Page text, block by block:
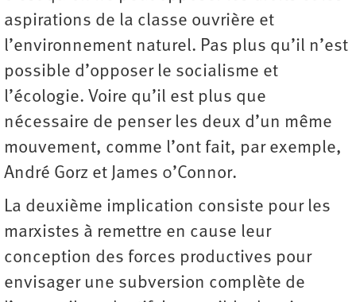
aspirations de la classe ouvrière et
l’environnement naturel. Pas plus qu’il n’est
possible d’opposer le socialisme et
l’écologie. Voire qu’il est plus que
nécessaire de penser les deux d’un même
mouvement, comme l’ont fait, par exemple,
André Gorz et James 0’Connor.
La deuxième implication consiste pour les
marxistes à remettre en cause leur
conception des forces productives pour
envisager une subversion complète de